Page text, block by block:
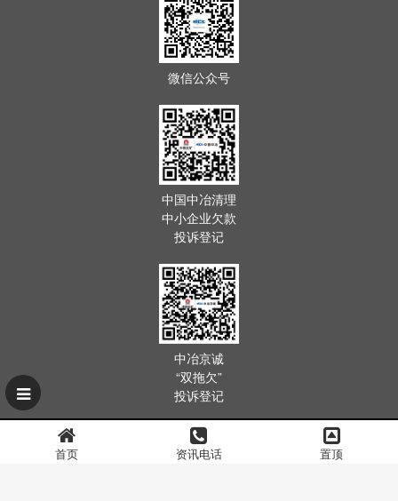
微信公众号
中国中冶清理
中小企业欠款
投诉登记
中冶京诚
“双拖欠”
投诉登记
首页 资讯电话 置顶